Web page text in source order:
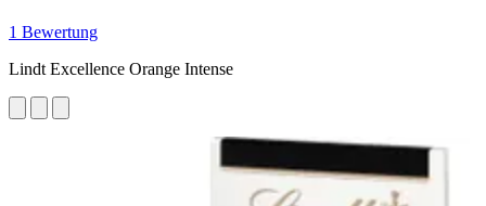
1 Bewertung
Lindt Excellence Orange Intense